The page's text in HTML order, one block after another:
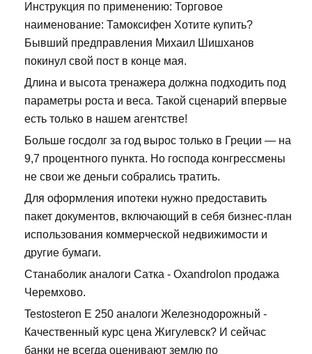
Инструкция по применению: Торговое
наименование: Тамоксифен Хотите купить?
Бывший предправления Михаил Шишханов
покинул свой пост в конце мая.
Длина и высота тренажера должна подходить под
параметры роста и веса. Такой сценарий впервые
есть только в нашем агентстве!
Больше госдолг за год вырос только в Греции — на
9,7 процентного пункта. Но господа конгрессмены
не свои же деньги собрались тратить.
Для оформления ипотеки нужно предоставить
пакет документов, включающий в себя бизнес-план
использования коммерческой недвижимости и
другие бумаги.
Станаболик аналоги Сатка - Oxandrolon продажа
Черемхово.
Testosteron E 250 аналоги Железнодорожный -
Качественный курс цена Жигулевск? И сейчас
банки не всегда оценивают землю по